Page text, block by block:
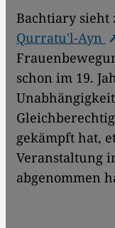
Bachtiary sieht
Qurratu'l-Ayn
schon im 19.
gekämpft hat,
Veranstaltung
abgenommen